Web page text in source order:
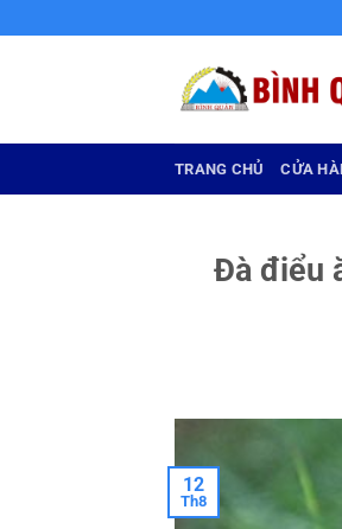
qua
TRANG CHỦ CỬA
Đà điểu
12
Th8